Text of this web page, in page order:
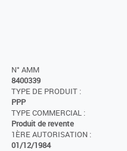
N° AMM
8400339
TYPE DE PRODUIT :
PPP
TYPE COMMERCIAL :
Produit de revente
1ÈRE AUTORISATION :
01/12/1984